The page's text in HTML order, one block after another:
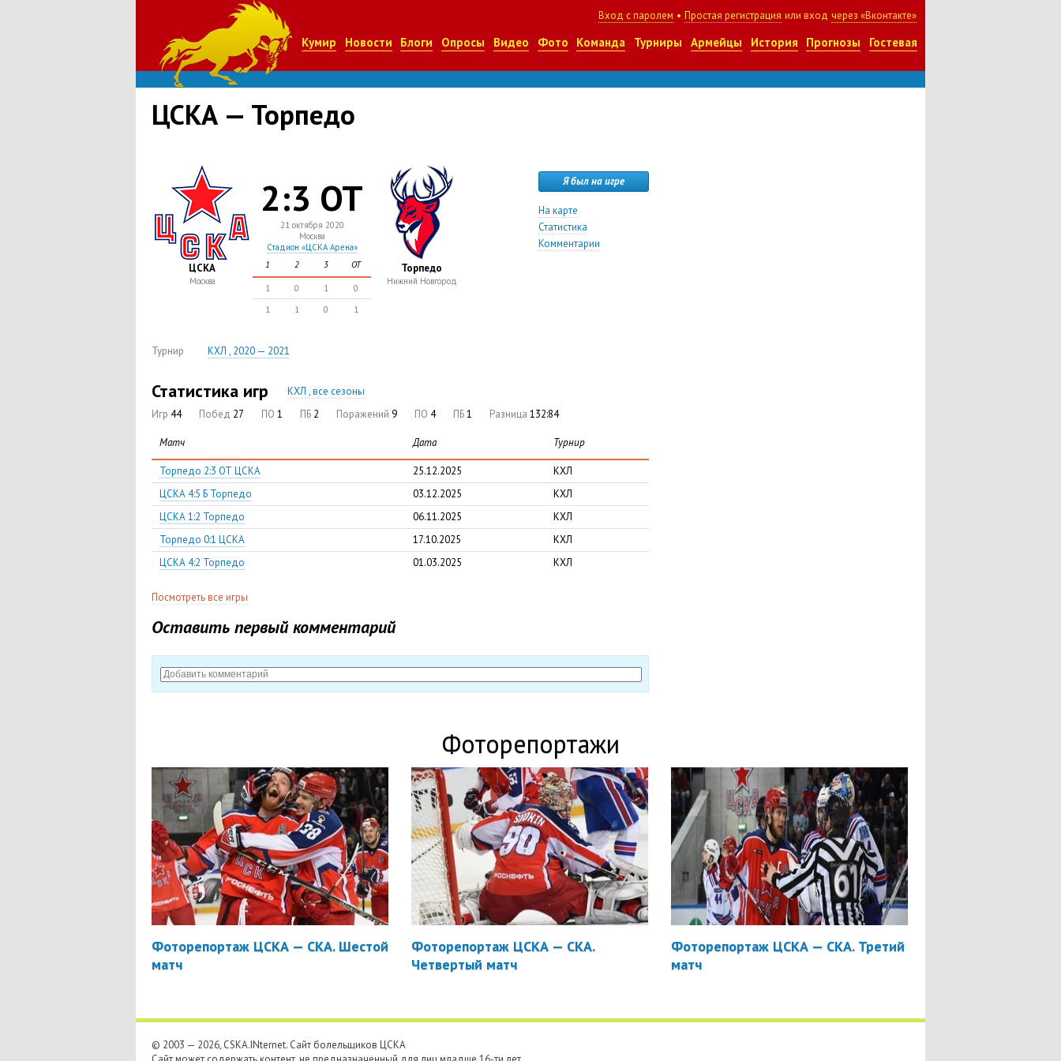
Вход с паролем • Простая регистрация или вход через «Вконтакте»
Кумир Новости Блоги Опросы Видео Фото Команда Турниры Армейцы История Прогнозы Гостевая
ЦСКА — Торпедо
ЦСКА
Москва
2:3 ОТ
21 октября 2020
Москва
Стадион «ЦСКА Арена»
1
2 3 ОТ
1 0 1
0
1
1 0 1
Торпедо
Нижний Новгород
Турнир КХЛ , 2020 — 2021
Я был на игре
На карте
Статистика
Комментарии
Статистика игр
КХЛ , все сезоны
Игр 44 Побед 27 ПО 1 ПБ 2 Поражений 9 ПО 4 ПБ1 Разница 132:84
Матч Дата Турнир
Торпедо 2:3 ОТ ЦСКА 25.12.2025
КХЛ
ЦСКА 4:5 Б Торпедо
03.12.2025
КХЛ
ЦСКА 1:2 Торпедо
06.11.2025
КХЛ
Торпедо 0:1 ЦСКА
17.10.2025
КХЛ
ЦСКА 4:2 Торпедо
01.03.2025 КХЛ
Посмотреть все игры
Оставить первый комментарий
Фоторепортажи
Фоторепортаж ЦСКА — СКА. Шестой
матч
Фоторепортаж ЦСКА — СКА.
Четвертый матч
Фоторепортаж ЦСКА — СКА. Третий
матч
© 2003 — 2026, CSKA.INternet. Cайт болельщиков ЦСКА